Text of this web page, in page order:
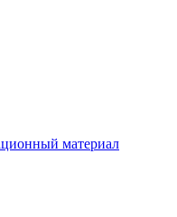
материал